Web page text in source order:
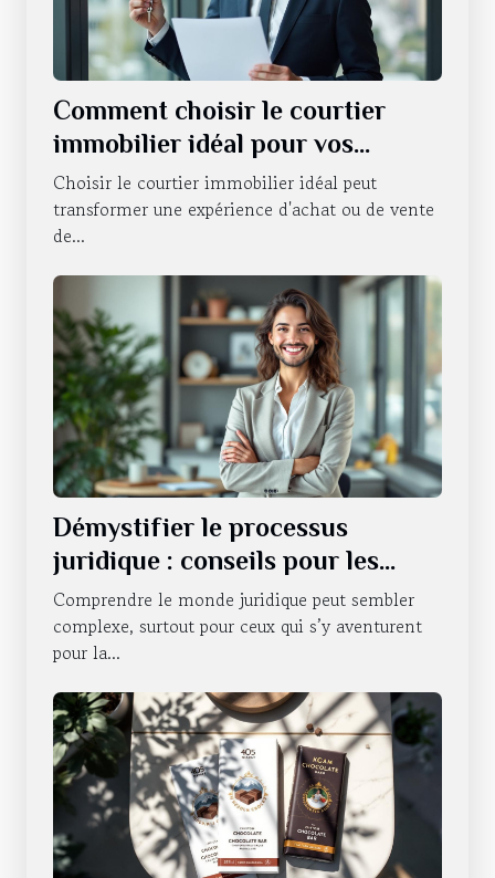
Comment choisir le courtier
immobilier idéal pour vos
besoins ?
Choisir le courtier immobilier idéal peut
transformer une expérience d'achat ou de vente
de...
Démystifier le processus
juridique : conseils pour les
novices
Comprendre le monde juridique peut sembler
complexe, surtout pour ceux qui s’y aventurent
pour la...